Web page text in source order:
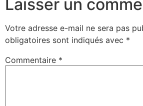
Laisser un
Votre adresse e-mail ne sera pas
obligatoires sont indiqués avec *
Commentaire *